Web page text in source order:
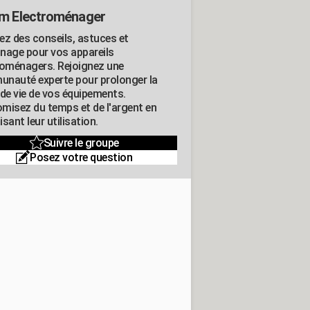
Electroménager
des conseils, astuces et
pour vos appareils
Rejoignez une
experte pour prolonger la
vie de vos équipements.
du temps et de l'argent en
leur utilisation.
Suivre le groupe
Posez votre question